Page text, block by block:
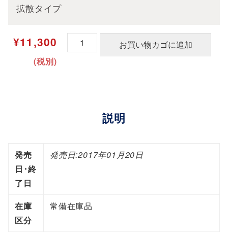
¥11,300
(税別)
拡散タイプ
a
c
ン
お買い物カゴに追加
説明
発売
日･終
了日
発売日:2017年01月20日
在庫
区分
常備在庫品